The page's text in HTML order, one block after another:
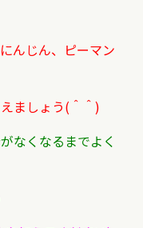
んじん、ピーマン
しょう(＾＾)
なくなるまでよく